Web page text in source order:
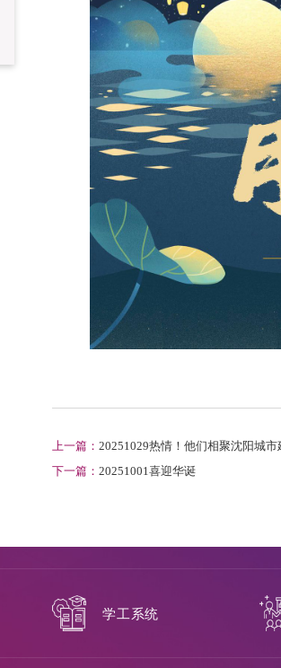
上一篇： 20251029热情！他们相聚沈阳城市
下一篇： 20251001喜迎华诞
学工系统